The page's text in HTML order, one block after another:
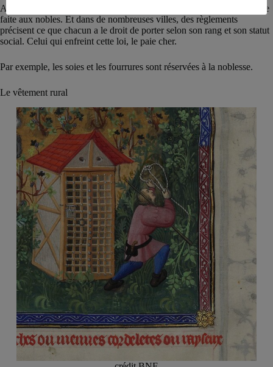
Alors, des édits somptuaires interviennent et limitent cette concurrence
faite aux nobles. Et dans de nombreuses villes, des règlements
précisent ce que chacun a le droit de porter selon son rang et son statut
social. Celui qui enfreint cette loi, le paie cher.
Par exemple, les soies et les fourrures sont réservées à la noblesse.
Le vêtement rural